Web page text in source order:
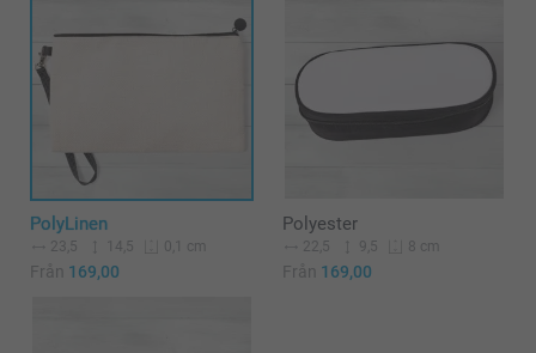
PolyLinen
23,5 14,5 0,1 cm
Från 169,00
Polyester
22,5 9,5 8 cm
Från 169,00